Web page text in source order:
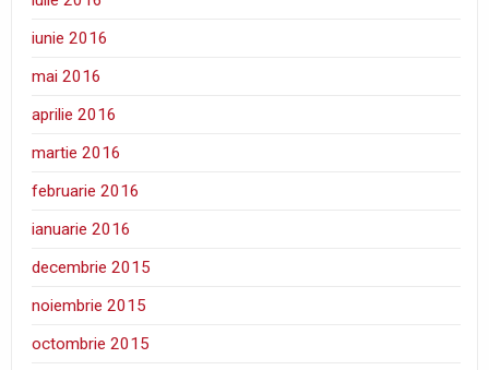
iunie 2016
mai 2016
aprilie 2016
martie 2016
februarie 2016
ianuarie 2016
decembrie 2015
noiembrie 2015
octombrie 2015